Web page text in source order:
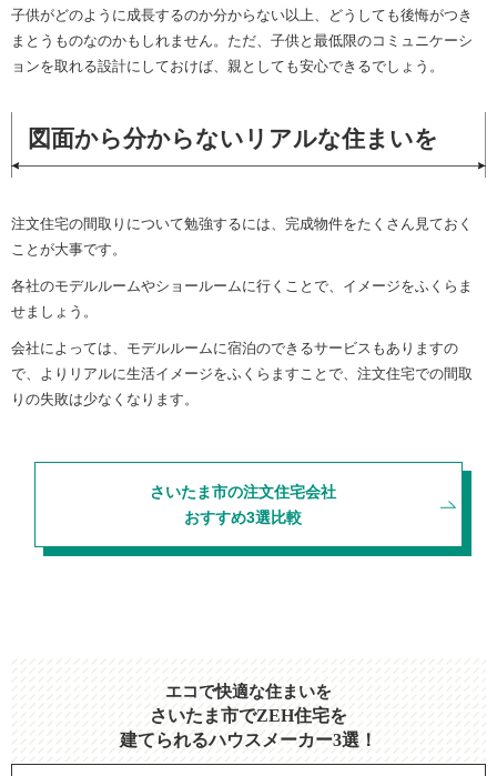
子供がどのように成長するのか分からない以上、どうしても後悔がつき
まとうものなのかもしれません。ただ、子供と最低限のコミュニケーシ
ョンを取れる設計にしておけば、親としても安心できるでしょう。
図面から分からないリアルな住まいを
注文住宅の間取りについて勉強するには、完成物件をたくさん見ておく
ことが大事です。
各社のモデルルームやショールームに行くことで、イメージをふくらま
せましょう。
会社によっては、モデルルームに宿泊のできるサービスもありますの
で、よりリアルに生活イメージをふくらますことで、注文住宅での間取
りの失敗は少なくなります。
さいたま市の注文住宅会社
おすすめ3選比較
エコで快適な住まいを
さいたま市でZEH住宅を
建てられるハウスメーカー3選！